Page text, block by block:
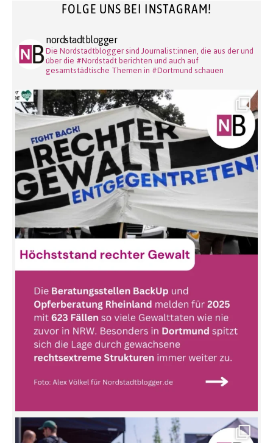
FOLGE UNS BEI INSTAGRAM!
nordstadtblogger
Die Nordstadtblogger sind Journalist:innen, die aus der und
über die #Nordstadt berichten und auch auf
gesamtstädtische Themen in #Dortmund schauen